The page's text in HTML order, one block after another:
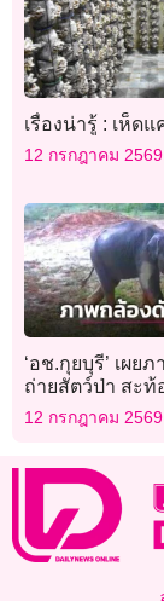
เรื่องน่ารู้ : เห็ดแ
12 กรกฎาคม 2569
‘อช.กุยบุรี’ เผย
ถ่ายสัตว์ป่า สะท้
สมบูรณ์ระบบนิเ
มรดกโลก
12 กรกฎาคม 2569